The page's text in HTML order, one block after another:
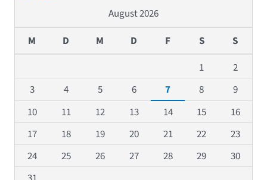
August 2026
M D M D F S S
1
2
3
4 5 6 7 8
9
10
11 12 13 14 15
16
17
18 19 20 21 22
23
24
25 26 27 28 29
30